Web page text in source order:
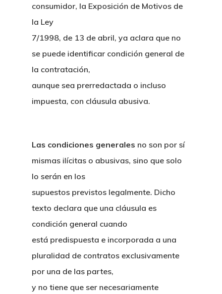
consumidor, la Exposición de Motivos de
la Ley
7/1998, de 13 de abril, ya aclara que no
se puede identificar condición general de
la contratación,
aunque sea prerredactada o incluso
impuesta, con cláusula abusiva.
Las condiciones generales no son por sí
mismas ilícitas o abusivas, sino que solo
lo serán en los
supuestos previstos legalmente. Dicho
texto declara que una cláusula es
condición general cuando
está predispuesta e incorporada a una
pluralidad de contratos exclusivamente
por una de las partes,
y no tiene que ser necesariamente